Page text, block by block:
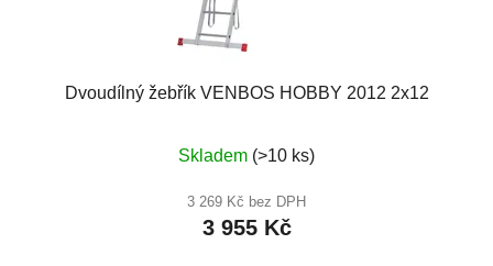
Dvoudílný žebřík VENBOS HOBBY 2012 2x12
hodnocení
produktu
je
Skladem (>10 ks)
3 269 Kč bez DPH
3 955 Kč